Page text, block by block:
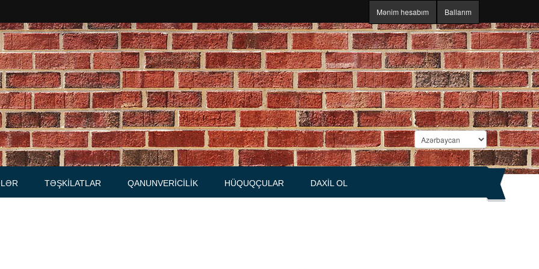
Mənim hesabım Ballarım
qaydalar
TƏŞKILATLAR
Məhkəmələr
Notariuslar
Prokurorluqlar
Vəkil qurumları
QANUNVERICILIK HÜQUQÇULAR DAXIL OL